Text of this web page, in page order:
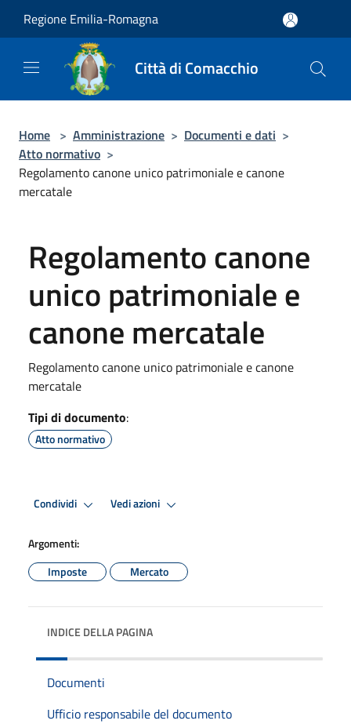
Regione Emilia-Romagna
Città di Comacchio
Home > Amministrazione > Documenti e dati >
Atto normativo >
Regolamento canone unico patrimoniale e canone
mercatale
Regolamento canone
unico patrimoniale e
canone mercatale
Regolamento canone unico patrimoniale e canone
mercatale
Tipi di documento:
Atto normativo
Condividi Vedi azioni
Argomenti:
Imposte
Mercato
INDICE DELLA PAGINA
Documenti
Ufficio responsabile del documento